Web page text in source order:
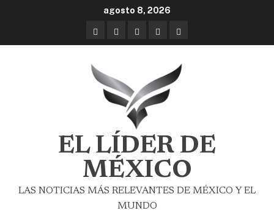
agosto 8, 2026
EL LÍDER DE
MÉXICO
LAS NOTICIAS MÁS RELEVANTES DE MÉXICO Y EL
MUNDO